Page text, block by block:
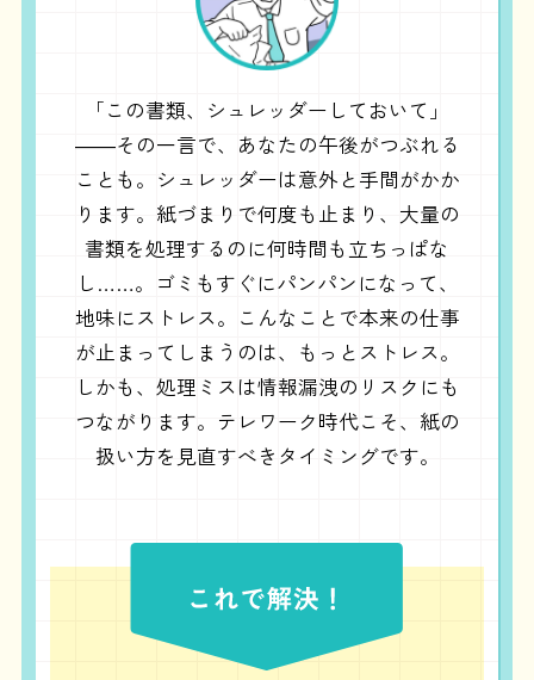
「この書類、シュレッダーしておいて」
――その一言で、あなたの午後がつぶれる
ことも。シュレッダーは意外と手間がかか
ります。紙づまりで何度も止まり、大量の
書類を処理するのに何時間も立ちっぱな
し……。ゴミもすぐにパンパンになって、
地味にストレス。こんなことで本来の仕事
が止まってしまうのは、もっとストレス。
しかも、処理ミスは情報漏洩のリスクにも
つながります。テレワーク時代こそ、紙の
扱い方を見直すべきタイミングです。